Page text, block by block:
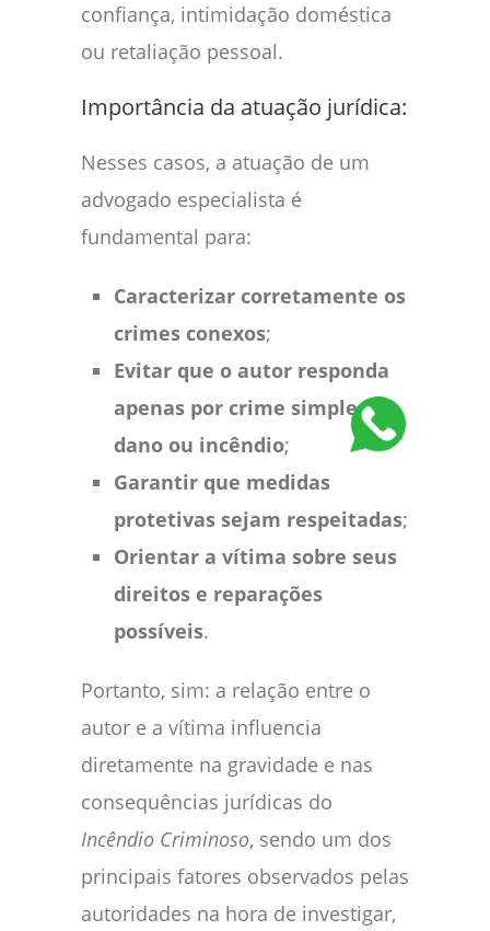
confiança, intimidação doméstica
ou retaliação pessoal.
Importância da atuação jurídica:
Nesses casos, a atuação de um
advogado especialista é
fundamental para:
Caracterizar corretamente os
crimes conexos;
Evitar que o autor responda
apenas por crime simples de
dano ou incêndio;
Garantir que medidas
protetivas sejam respeitadas;
Orientar a vítima sobre seus
direitos e reparações
possíveis.
Portanto, sim: a relação entre o
autor e a vítima influencia
diretamente na gravidade e nas
consequências jurídicas do
Incêndio Criminoso, sendo um dos
principais fatores observados pelas
autoridades na hora de investigar,